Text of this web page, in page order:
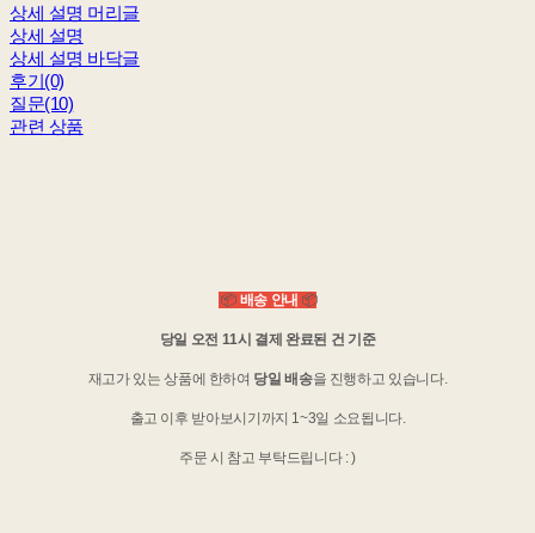
상세 설명 머리글
상세 설명
상세 설명 바닥글
후기(0)
질문(10)
관련 상품
📦 배송 안내 📦
당일 오전 11시 결제 완료된 건 기준
재고가 있는 상품에 한하여 당일 배송을 진행하고 있습니다.
출고 이후 받아보시기까지 1~3일 소요됩니다.
주문 시 참고 부탁드립니다 : )